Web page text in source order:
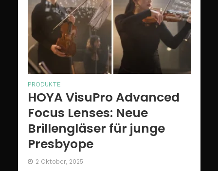
PRODUKTE
HOYA VisuPro Advanced
Focus Lenses: Neue
Brillengläser für junge
Presbyope
2 Oktober, 2025